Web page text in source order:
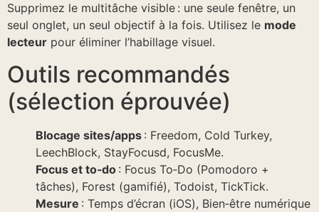
Supprimez le multitâche visible : une seule fenêtre, un
seul onglet, un seul objectif à la fois. Utilisez le mode
lecteur pour éliminer l’habillage visuel.
Outils recommandés
(sélection éprouvée)
Blocage sites/apps : Freedom, Cold Turkey,
LeechBlock, StayFocusd, FocusMe.
Focus et to‑do : Focus To‑Do (Pomodoro +
tâches), Forest (gamifié), Todoist, TickTick.
Mesure : Temps d’écran (iOS), Bien‑être numérique